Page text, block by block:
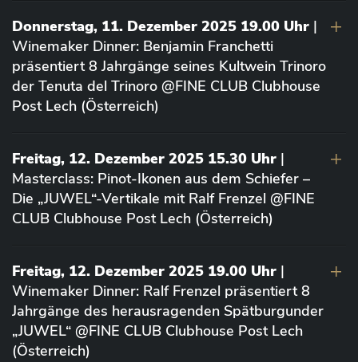
Donnerstag, 11. Dezember 2025 19.00 Uhr |
Winemaker Dinner: Benjamin Franchetti
präsentiert 8 Jahrgänge seines Kultwein Trinoro
der Tenuta del Trinoro @FINE CLUB Clubhouse
Post Lech (Österreich)
Freitag, 12. Dezember 2025 15.30 Uhr |
Masterclass: Pinot-Ikonen aus dem Schiefer –
Die „JUWEL“-Vertikale mit Ralf Frenzel @FINE
CLUB Clubhouse Post Lech (Österreich)
Freitag, 12. Dezember 2025 19.00 Uhr |
Winemaker Dinner: Ralf Frenzel präsentiert 8
Jahrgänge des herausragenden Spätburgunder
„JUWEL“ @FINE CLUB Clubhouse Post Lech
(Österreich)